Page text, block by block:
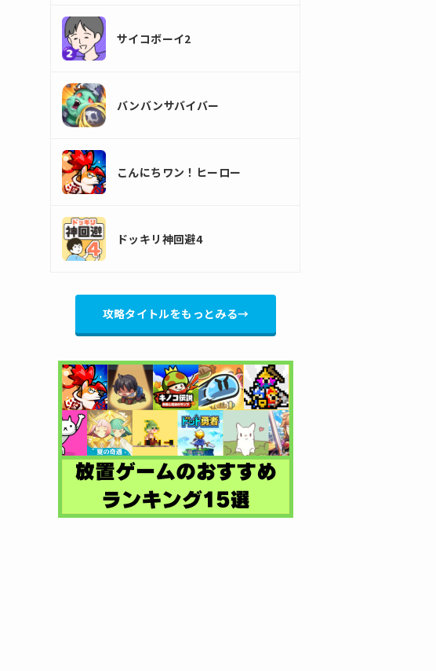
サイコボーイ2
バンバンサバイバー
こんにちワン！ヒーロー
ドッキリ神回避4
攻略タイトルをもっとみる→